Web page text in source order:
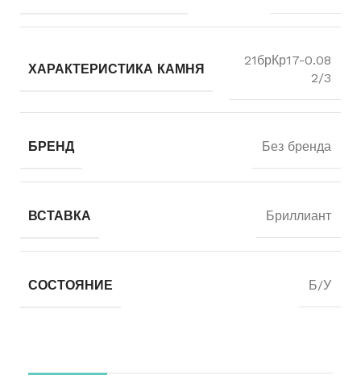
ХАРАКТЕРИСТИКА КАМНЯ
21брКр17-0.08
2/3
БРЕНД Без бренда
ВСТАВКА Бриллиант
СОСТОЯНИЕ Б/У